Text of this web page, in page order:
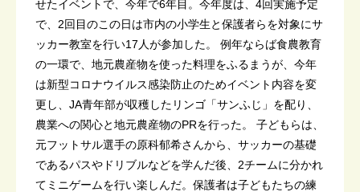
せたイベントで、今年で6年目。今年度は、4回実施予定
で、2回目のこの日は市内の小学生と保護者らを対象にサ
ッカー教室を行い17人が参加した。 例年ならば食農教育
の一環で、地元農産物を使った料理をふるまうが、今年
は新型コロナウイルス感染防止のためイベント内容を変
更し、JA青年部が収穫したリンゴ「サンふじ」を配り、
農業への関心と地元農産物のPRを行った。 子どもらは、
元フットサル選手の原科郁希さんから、サッカーの基礎
であるパスやドリブルなどを学んだ後、2チームに分かれ
てミニゲームを行い楽しんだ。保護者は子どもたちの練